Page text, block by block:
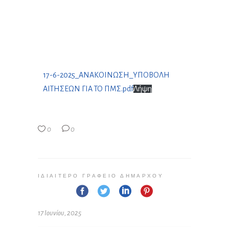
17-6-2025_ΑΝΑΚΟΙΝΩΣΗ_ΥΠΟΒΟΛΗ
ΑΙΤΗΣΕΩΝ ΓΙΑ ΤΟ ΠΜΣ.pdfΛήψη
0 0
ΙΔΙΑΊΤΕΡΟ ΓΡΑΦΕΊΟ ΔΗΜΆΡΧΟΥ
17 Ιουνίου, 2025